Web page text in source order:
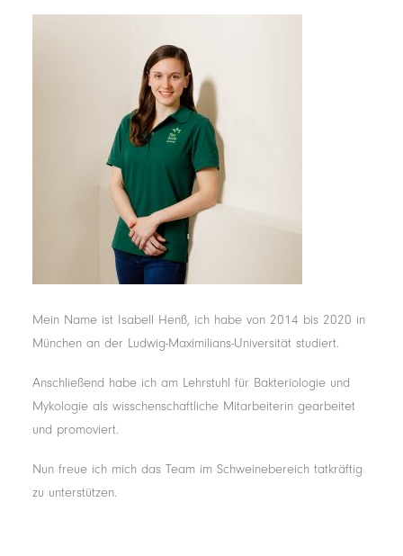
Mein Name ist Isabell Henß, ich habe von 2014 bis 2020 in
München an der Ludwig-Maximilians-Universität studiert.
Anschließend habe ich am Lehrstuhl für Bakteriologie und
Mykologie als wisschenschaftliche Mitarbeiterin gearbeitet
und promoviert.
Nun freue ich mich das Team im Schweinebereich tatkräftig
zu unterstützen.